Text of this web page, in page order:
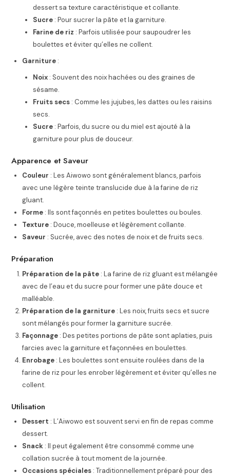
dessert sa texture caractéristique et collante.
Sucre : Pour sucrer la pâte et la garniture.
Farine de riz : Parfois utilisée pour saupoudrer les
boulettes et éviter qu’elles ne collent.
Garniture :
Noix : Souvent des noix hachées ou des graines de
sésame.
Fruits secs : Comme les jujubes, les dattes ou les raisins
secs.
Sucre : Parfois, du sucre ou du miel est ajouté à la
garniture pour plus de douceur.
Apparence et Saveur
Couleur : Les Aiwowo sont généralement blancs, parfois
avec une légère teinte translucide due à la farine de riz
gluant.
Forme : Ils sont façonnés en petites boulettes ou boules.
Texture : Douce, moelleuse et légèrement collante.
Saveur : Sucrée, avec des notes de noix et de fruits secs.
Préparation
Préparation de la pâte : La farine de riz gluant est mélangée
avec de l’eau et du sucre pour former une pâte douce et
malléable.
Préparation de la garniture : Les noix, fruits secs et sucre
sont mélangés pour former la garniture sucrée.
Façonnage : Des petites portions de pâte sont aplaties, puis
farcies avec la garniture et façonnées en boulettes.
Enrobage : Les boulettes sont ensuite roulées dans de la
farine de riz pour les enrober légèrement et éviter qu’elles ne
collent.
Utilisation
Dessert : L’Aiwowo est souvent servi en fin de repas comme
dessert.
Snack : Il peut également être consommé comme une
collation sucrée à tout moment de la journée.
Occasions spéciales : Traditionnellement préparé pour des